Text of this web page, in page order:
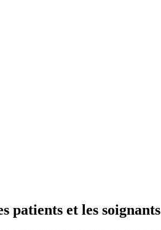
patients et les soignants